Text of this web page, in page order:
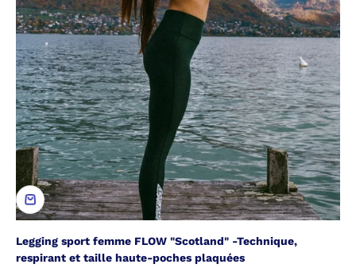
Legging sport femme FLOW "Scotland" -Technique,
respirant et taille haute-poches plaquées